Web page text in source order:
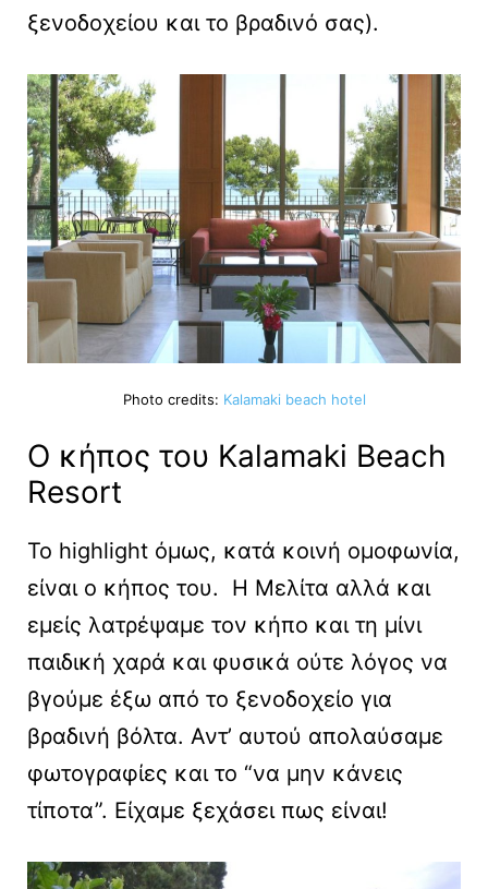
ξενοδοχείου και το βραδινό σας).
Photo credits: Kalamaki beach hotel
Ο κήπος του Kalamaki Beach
Resort
Το highlight όμως, κατά κοινή ομοφωνία,
είναι ο κήπος του. Η Μελίτα αλλά και
εμείς λατρέψαμε τον κήπο και τη μίνι
παιδική χαρά και φυσικά ούτε λόγος να
βγούμε έξω από το ξενοδοχείο για
βραδινή βόλτα. Αντ’ αυτού απολαύσαμε
φωτογραφίες και το “να μην κάνεις
τίποτα”. Είχαμε ξεχάσει πως είναι!